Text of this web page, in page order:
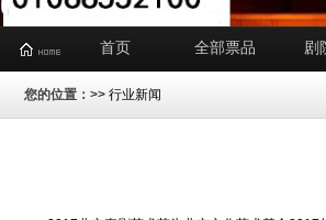
首页 全部票品 剧
您的位置： >> 行业新闻